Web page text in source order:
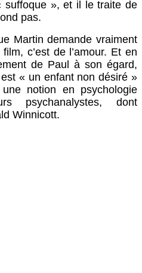
suffoque », et il le traite de
pas.
Martin demande vraiment
c’est de l’amour. Et en
de Paul à son égard,
« un enfant non désiré »
notion en psychologie
psychanalystes, dont
Winnicott.